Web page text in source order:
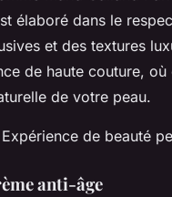
élaboré dans le
et des textures
de haute couture, où
de votre peau.
de beauté
anti-âge